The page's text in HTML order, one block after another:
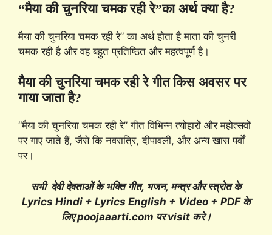
“मैया की चुनरिया चमक रही रे”का अर्थ क्या है?
मैया की चुनरिया चमक रही रे” का अर्थ होता है माता की चुनरी
चमक रही है और वह बहुत प्रतिष्ठित और महत्वपूर्ण है।
मैया की चुनरिया चमक रही रे गीत किस अवसर पर
गाया जाता है?
“मैया की चुनरिया चमक रही रे” गीत विभिन्न त्योहारों और महोत्सवों
पर गाए जाते हैं, जैसे कि नवरात्रि, दीपावली, और अन्य खास पर्वों
पर।
सभी देवी देवताओं के भक्ति गीत, भजन, मन्त्र और स्त्रोत के
Lyrics Hindi + Lyrics English + Video + PDF के
लिए poojaaarti.com पर visit करे।